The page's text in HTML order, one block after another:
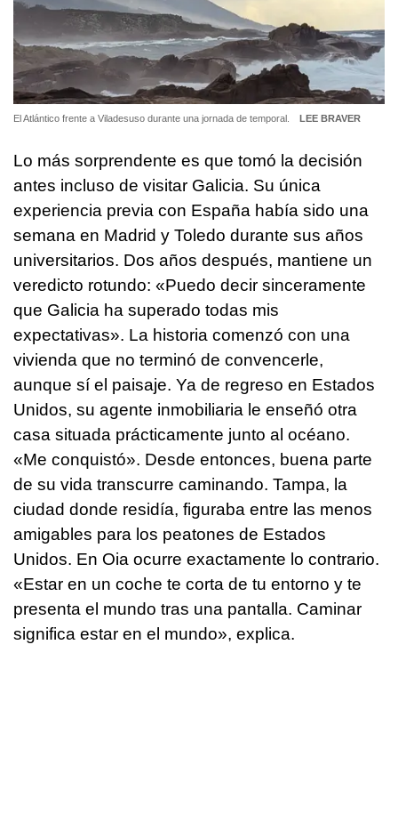
El Atlántico frente a Viladesuso durante una jornada de temporal. LEE BRAVER
Lo más sorprendente es que tomó la decisión
antes incluso de visitar Galicia. Su única
experiencia previa con España había sido una
semana en Madrid y Toledo durante sus años
universitarios. Dos años después, mantiene un
veredicto rotundo: «Puedo decir sinceramente
que Galicia ha superado todas mis
expectativas». La historia comenzó con una
vivienda que no terminó de convencerle,
aunque sí el paisaje. Ya de regreso en Estados
Unidos, su agente inmobiliaria le enseñó otra
casa situada prácticamente junto al océano.
«Me conquistó». Desde entonces, buena parte
de su vida transcurre caminando. Tampa, la
ciudad donde residía, figuraba entre las menos
amigables para los peatones de Estados
Unidos. En Oia ocurre exactamente lo contrario.
«Estar en un coche te corta de tu entorno y te
presenta el mundo tras una pantalla. Caminar
significa estar en el mundo», explica.